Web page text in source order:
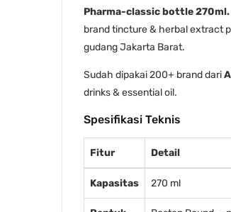
Pharma-classic bottle 270ml.
brand tincture & herbal extract
gudang Jakarta Barat.
Sudah dipakai 200+ brand dari
drinks & essential oil.
Spesifikasi Teknis
Fitur Detail
Kapasitas 270 ml